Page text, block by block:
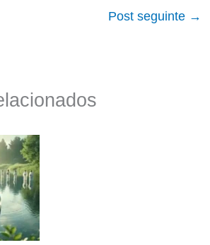
Post seguinte →